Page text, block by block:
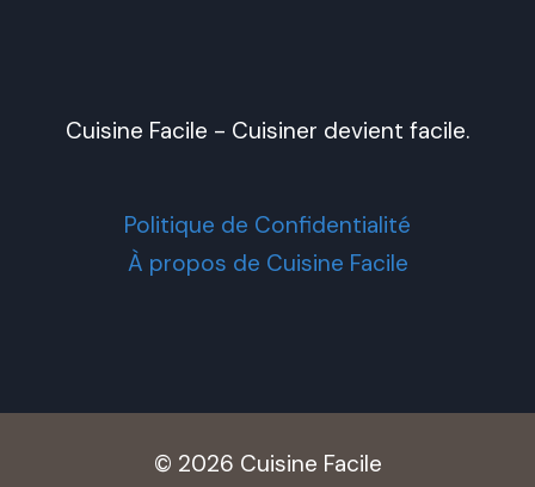
Cuisine Facile - Cuisiner devient facile.
Politique de Confidentialité
À propos de Cuisine Facile
© 2026 Cuisine Facile